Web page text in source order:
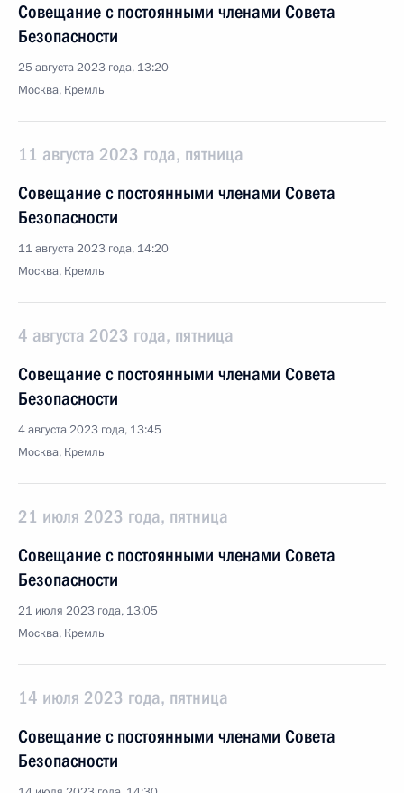
Совещание с постоянными членами Совета
Безопасности
25 августа 2023 года, 13:20
Москва, Кремль
11 августа 2023 года, пятница
Совещание с постоянными членами Совета
Безопасности
11 августа 2023 года, 14:20
Москва, Кремль
4 августа 2023 года, пятница
Совещание с постоянными членами Совета
Безопасности
4 августа 2023 года, 13:45
Москва, Кремль
21 июля 2023 года, пятница
Совещание с постоянными членами Совета
Безопасности
21 июля 2023 года, 13:05
Москва, Кремль
14 июля 2023 года, пятница
Совещание с постоянными членами Совета
Безопасности